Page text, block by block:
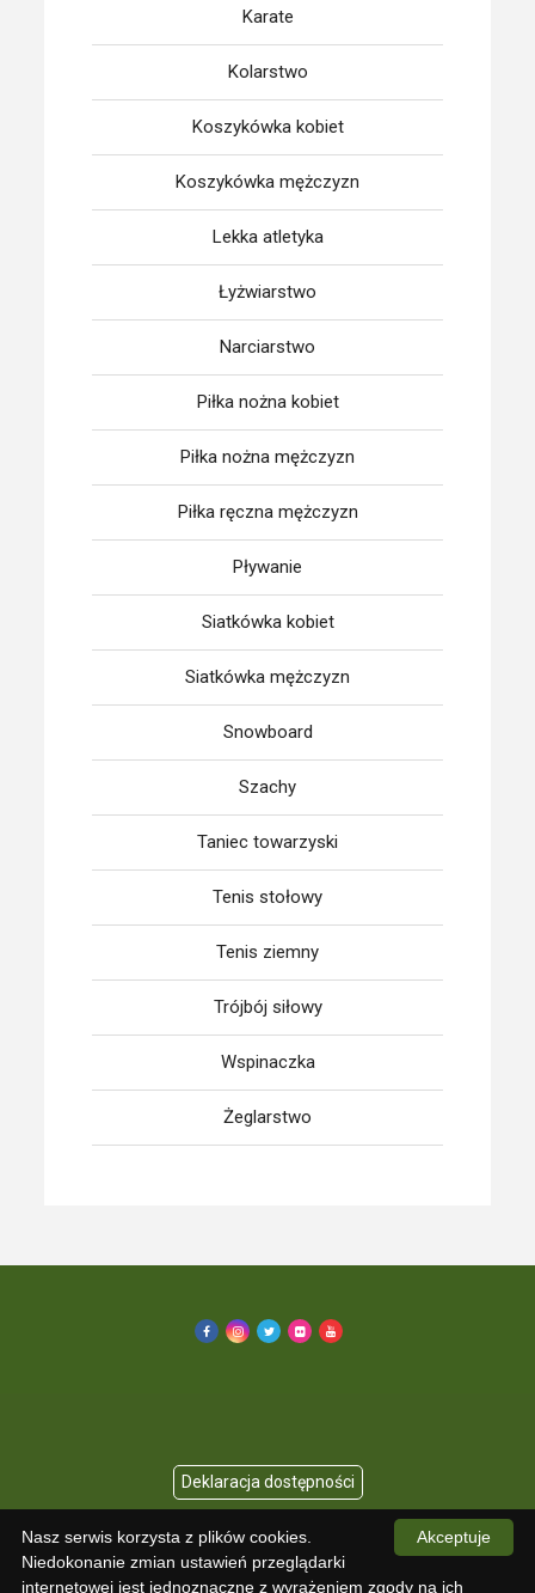
Karate
Kolarstwo
Koszykówka kobiet
Koszykówka mężczyzn
Lekka atletyka
Łyżwiarstwo
Narciarstwo
Piłka nożna kobiet
Piłka nożna mężczyzn
Piłka ręczna mężczyzn
Pływanie
Siatkówka kobiet
Siatkówka mężczyzn
Snowboard
Szachy
Taniec towarzyski
Tenis stołowy
Tenis ziemny
Trójbój siłowy
Wspinaczka
Żeglarstwo
Akceptuje
Nasz serwis korzysta z plików cookies.
Niedokonanie zmian ustawień przeglądarki
internetowej jest jednoznaczne z wyrażeniem zgody na ich